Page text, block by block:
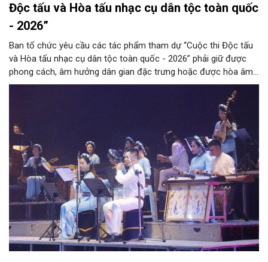
Độc tấu và Hòa tấu nhạc cụ dân tộc toàn quốc
- 2026”
Ban tổ chức yêu cầu các tác phẩm tham dự “Cuộc thi Độc tấu
và Hòa tấu nhạc cụ dân tộc toàn quốc - 2026” phải giữ được
phong cách, âm hưởng dân gian đặc trưng hoặc được hòa âm,
phối khí mới trên nền tảng làn điệu âm nhạc truyền thống Việt
Nam, đồng thời phải được trình diễn trực tiếp bằng nhạc cụ dân